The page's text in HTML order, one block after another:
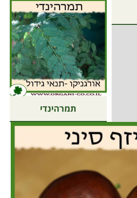
תמרהינדי